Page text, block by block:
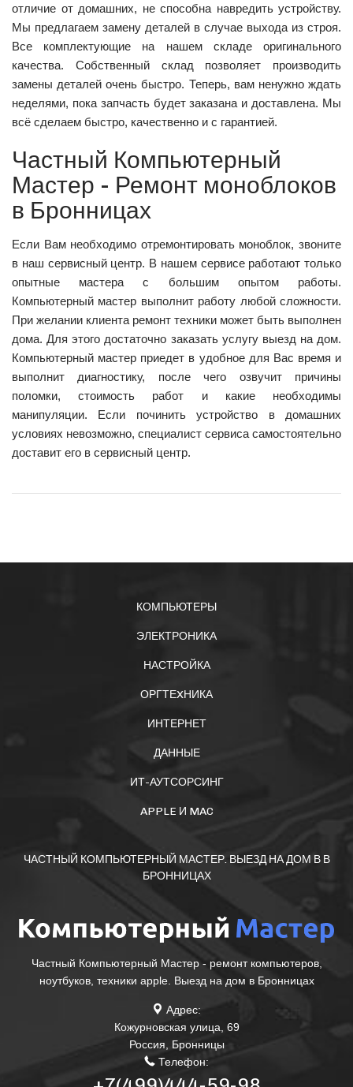
отличие от домашних, не способна навредить устройству.
Мы предлагаем замену деталей в случае выхода из строя.
Все комплектующие на нашем складе оригинального
качества. Собственный склад позволяет производить
замены деталей очень быстро. Теперь, вам ненужно ждать
неделями, пока запчасть будет заказана и доставлена. Мы
всё сделаем быстро, качественно и с гарантией.
Частный Компьютерный
Мастер - Ремонт моноблоков
в Бронницах
Если Вам необходимо отремонтировать моноблок, звоните
в наш сервисный центр. В нашем сервисе работают только
опытные мастера с большим опытом работы.
Компьютерный мастер выполнит работу любой сложности.
При желании клиента ремонт техники может быть выполнен
дома. Для этого достаточно заказать услугу выезд на дом.
Компьютерный мастер приедет в удобное для Вас время и
выполнит диагностику, после чего озвучит причины
поломки, стоимость работ и какие необходимы
манипуляции. Если починить устройство в домашних
условиях невозможно, специалист сервиса самостоятельно
доставит его в сервисный центр.
КОМПЬЮТЕРЫ
ЭЛЕКТРОНИКА
НАСТРОЙКА
ОРГТЕXНИКА
ИНТЕРНЕТ
ДАННЫЕ
ИТ-АУТСОРСИНГ
APPLE И MAC
ЧАСТНЫЙ КОМПЬЮТЕРНЫЙ МАСТЕР. ВЫЕЗД НА ДОМ В В
БРОННИЦАХ
Частный Компьютерный Мастер - ремонт компьютеров,
ноутбуков, техники apple. Выезд на дом в Бронницах
Адрес:
Кожурновская улица, 69
Россия, Бронницы
Телефон: